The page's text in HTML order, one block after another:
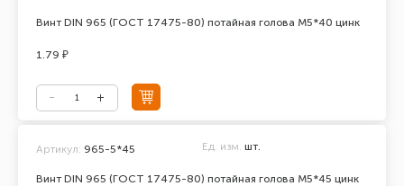
Винт DIN 965 (ГОСТ 17475-80) потайная голова М5*40 цинк
1.79 ₽
Винт DIN 965 (ГОСТ 17475-80) потайная голова М5*45 цинк
Артикул: 965-5*45 Ед. изм. шт.